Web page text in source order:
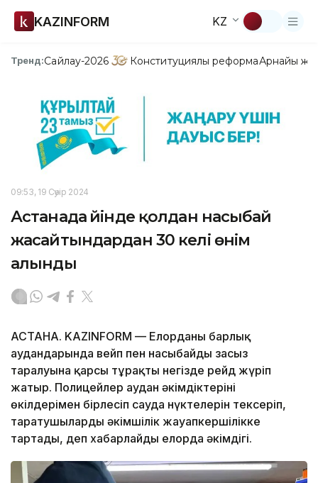
KAZINFORM KZ
Тренд:Сайлау-2026 Конституциялық реформаАрнайы
09:53, 19 Сәуір 2024
Астанада үйінде қолдан насыбай
жасайтындардан 30 келі өнім
алынды
АСТАНА. KAZINFORM — Елорданың барлық
аудандарында вейп пен насыбайдың заңсыз
таралуына қарсы тұрақты негізде рейд жүріп
жатыр. Полицейлер аудан әкімдіктерінің
өкілдерімен бірлесіп сауда нүктелерін тексеріп,
таратушыларды әкімшілік жауапкершілікке
тартады, деп хабарлайды елорда әкімдігі.